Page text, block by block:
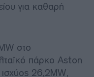
για καθαρή
στο
πάρκο Aston
26,2MW,